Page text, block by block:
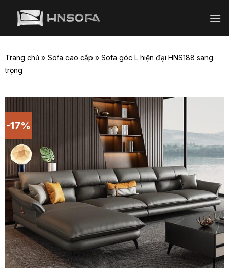
Trang chủ» Sofa cao cấp » Sofa góc L hiện đại HNS188 sang
trọng
-17%